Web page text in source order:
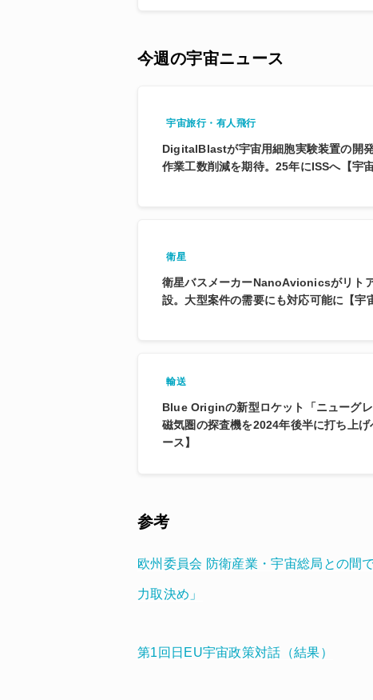
今週の宇宙ニュース
宇宙旅行・有人飛行
DigitalBlastが宇宙用細胞実験装置の開
作業工数削減を期待。25年にISSへ【宇
衛星
衛星バスメーカーNanoAvionicsがリト
設。大型案件の需要にも対応可能に【宇
輸送
Blue Originの新型ロケット「ニューグ
磁気圏の探査機を2024年後半に打ち上
ース】
参考
欧州委員会 防衛産業・宇宙総局との間
力取決め」
第1回日EU宇宙政策対話（結果）